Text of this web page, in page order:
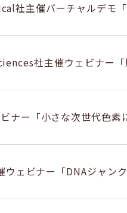
社主催バーチャルデモ
社主催ウェビナー「
ナー「小さな次世代色
ウェビナー「DNAジャン